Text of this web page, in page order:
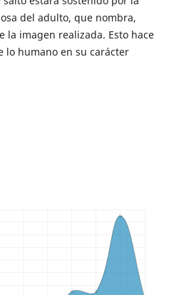
del adulto, que nombra,
la imagen realizada. Esto hace
lo humano en su carácter